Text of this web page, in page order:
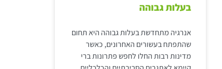
בעלות גבוהה
אנרגיה מתחדשת בעלות גבוהה היא תחום
שהתפתח בעשורים האחרונים, כאשר
מדינות רבות החלו לחפש פתרונות ברי